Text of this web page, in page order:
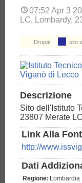
07:52 Apr 3
LC, Lombardy,
Drupal sito
Descrizione
Sito dell'Istituto
23807 Merate LC
Link Alla
http://
Dati
Regione: Lombardia